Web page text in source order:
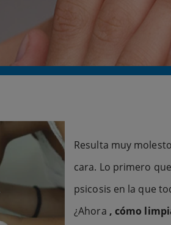
Resulta muy
cara. Lo primero
psicosis en la que
¿Ahora , cómo